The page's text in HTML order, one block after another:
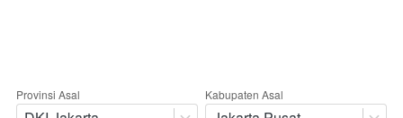
Provinsi Asal Kabupaten Asal